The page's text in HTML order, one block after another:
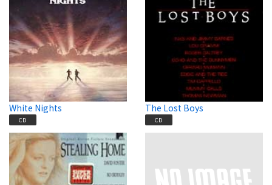
White Nights
CD
The Lost Boys
CD